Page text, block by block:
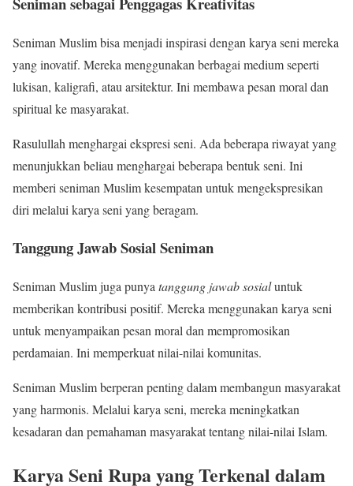
Seniman Muslim bisa menjadi inspirasi dengan karya seni mereka
yang inovatif. Mereka menggunakan berbagai medium seperti
lukisan, kaligrafi, atau arsitektur. Ini membawa pesan moral dan
spiritual ke masyarakat.
Rasulullah menghargai ekspresi seni. Ada beberapa riwayat yang
menunjukkan beliau menghargai beberapa bentuk seni. Ini
memberi seniman Muslim kesempatan untuk mengekspresikan
diri melalui karya seni yang beragam.
Tanggung Jawab Sosial Seniman
Seniman Muslim juga punya tanggung jawab sosialuntuk
memberikan kontribusi positif. Mereka menggunakan karya seni
untuk menyampaikan pesan moral dan mempromosikan
perdamaian. Ini memperkuat nilai-nilai komunitas.
Seniman Muslim berperan penting dalam membangun masyarakat
yang harmonis. Melalui karya seni, mereka meningkatkan
kesadaran dan pemahaman masyarakat tentang nilai-nilai Islam.
Karya Seni Rupa yang Terkenal dalam